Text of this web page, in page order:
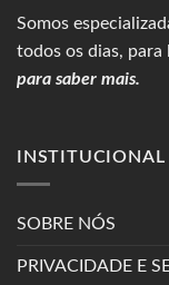
Somos
todos os dias, para
para saber mais.
INSTITUCIONAL
SOBRE NÓS
PRIVACIDADE E